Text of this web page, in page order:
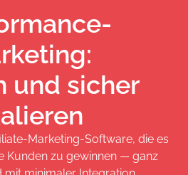
und sicher
Marketing-Software, die es
Kunden zu gewinnen — ganz